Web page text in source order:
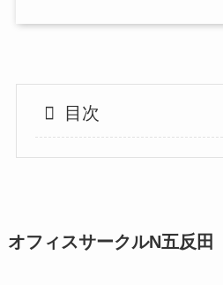
目次
オフィスサークルN五反田